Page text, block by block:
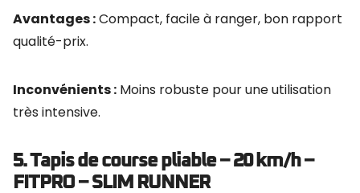
Avantages :Compact, facile à ranger, bon rapport
qualité-prix.
Inconvénients : Moins robuste pour une utilisation
très intensive.
5. Tapis de course pliable – 20 km/h –
FITPRO – SLIM RUNNER